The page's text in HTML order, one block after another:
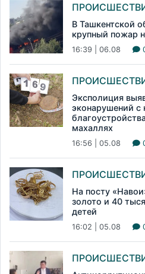
В Ташкентской
крупный пожар
16:39 | 06.08
Эксполиция
эконарушений с
махаллях
16:56 | 05.08
На посту
золото и 40
детей
16:02 | 05.08